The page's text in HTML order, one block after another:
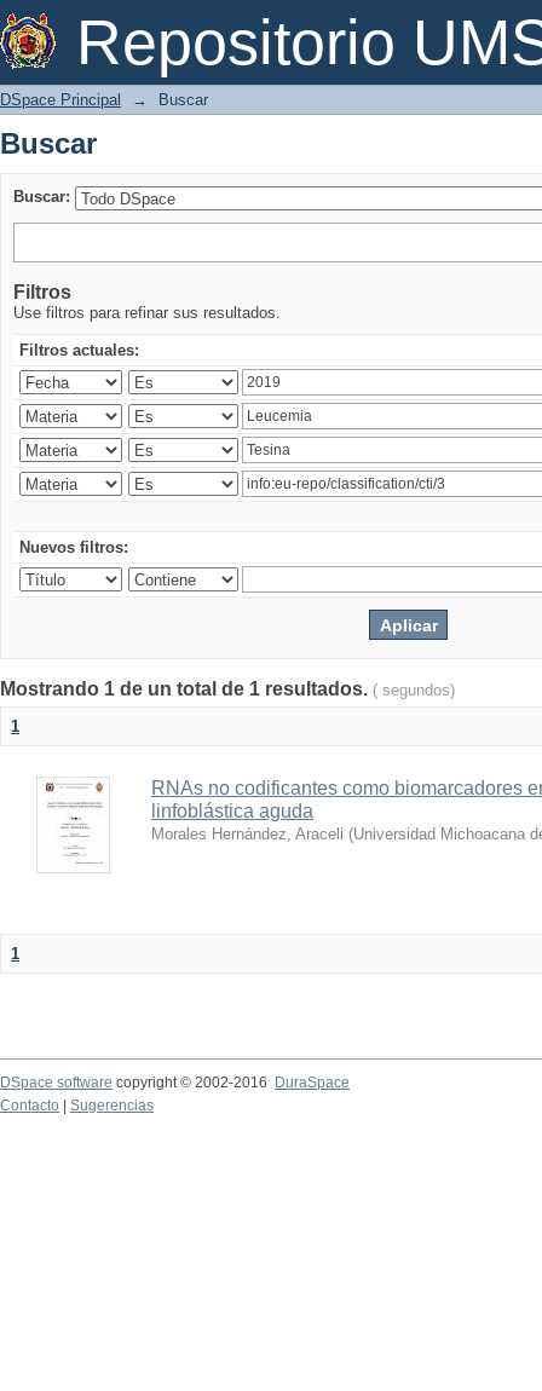
Repositorio
Buscar
DSpace Principal → Buscar
Buscar
Buscar:
Filtros
Use filtros para refinar sus resultados.
Filtros actuales:
Nuevos filtros:
Mostrando 1 de un total de 1 resultados. ( segundos)
1
RNAs no codificantes como biomarcadores
linfoblástica aguda
Morales Hernández, Araceli (Universidad Michoacana
1
DSpace software copyright © 2002-2016
DuraSpace
Contacto
Sugerencias